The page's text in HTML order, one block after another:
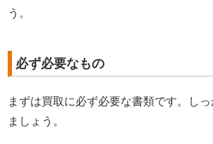
う。
必ず必要なもの
まずは買取に必ず必要な書類です。し
ましょう。